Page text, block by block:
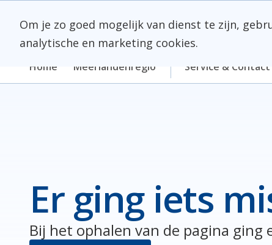
naar Meerlanden Logo
Home Meerlandenregio Service & Contact
Er ging iets
Bij het ophalen van de pagina ging
Om je zo goed mogelijk van dienst te zijn,
analytische en marketing cookies.